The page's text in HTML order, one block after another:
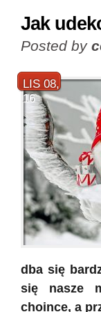
Jak
Posted by
LIS 08,
16
dba się
się nasze
choince, a